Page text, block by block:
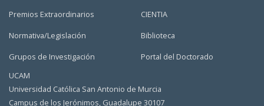
Premios Extraordinarios
Normativa/Legislación
Grupos de Investigación
CIENTIA
Biblioteca
Portal del Doctorado
UCAM
Universidad Católica San Antonio de Murcia
Campus de los Jerónimos, Guadalupe 30107